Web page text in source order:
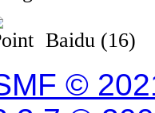
Baidu (16)
©